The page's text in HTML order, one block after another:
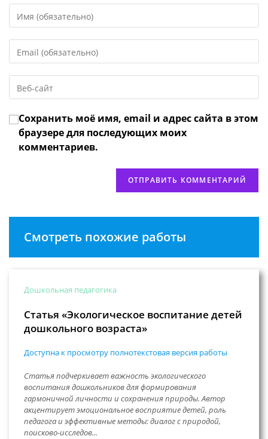
свое
или
имя
чтобы
прокомментировать
свой
адрес,
чтобы
URL
веб-
сайта
(необязательно)
Сохранить моё имя, email и адрес сайта в этом
браузере для последующих моих
комментариев.
Смотреть похожие работы
Дошкольная педагогика
Статья «Экологическое воспитание детей
дошкольного возраста»
Доступна к просмотру полнотекстовая версия работы
Статья подчеркивает важность экологического
воспитания дошкольников для формирования
гармоничной личности и сохранения природы. Автор
акцентирует эмоциональное восприятие детей, роль
педагога и эффективные методы: диалог с природой,
поисково-исследов...